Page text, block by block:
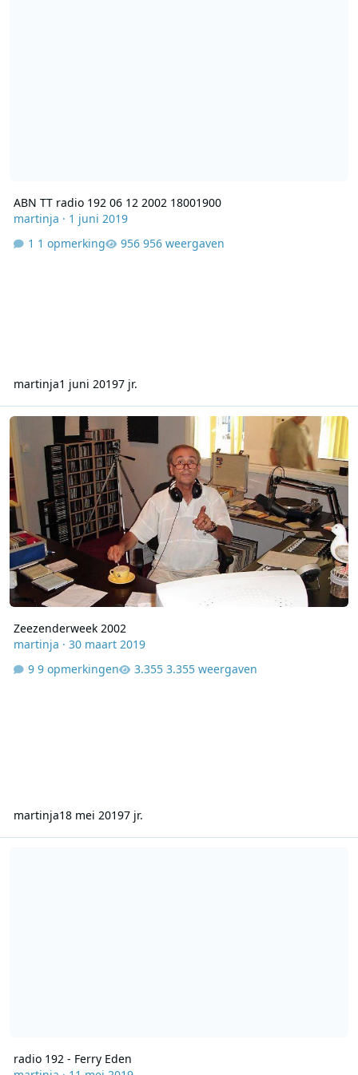
ABN TT radio 192 06 12 2002 18001900
martinja · 1 juni 2019
1 opmerking
956 weergaven
martinja1 juni 20197 jr.
Zeezenderweek 2002
Zeezenderweek 2002
martinja · 30 maart 2019
9 opmerkingen
3.355 weergaven
martinja18 mei 20197 jr.
radio 192 - Ferry Eden